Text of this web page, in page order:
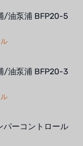
/油泵浦 BFP20-5
/油泵浦 BFP20-3
パーコントロール